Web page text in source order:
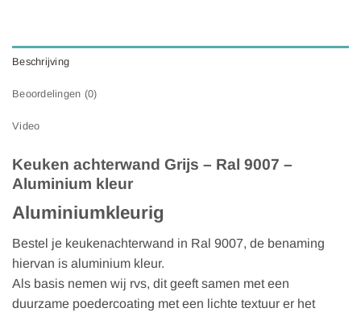
Beschrijving
Beoordelingen (0)
Video
Keuken achterwand Grijs – Ral 9007 –
Aluminium kleur
Aluminiumkleurig
Bestel je keukenachterwand in Ral 9007, de benaming
hiervan is aluminium kleur.
Als basis nemen wij rvs, dit geeft samen met een
duurzame poedercoating met een lichte textuur er het